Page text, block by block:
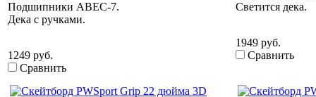
Подшипники ABEC-7.
Дека с ручками.
1249 руб.
Сравнить
Светится дека.
1949 руб.
Сравнить